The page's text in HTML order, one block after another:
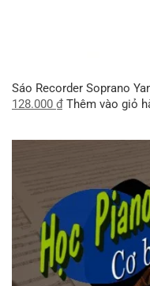
Sáo Recorder Soprano
128.000 ₫ Thêm vào giỏ